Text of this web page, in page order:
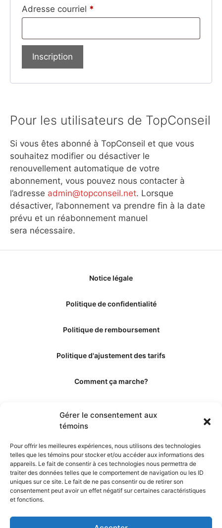
Gérer le consentement aux
témoins
Pour offrir les meilleures expériences, nous utilisons des technologies
telles que les témoins pour stocker et/ou accéder aux informations des
appareils. Le fait de consentir à ces technologies nous permettra de
traiter des données telles que le comportement de navigation ou les ID
uniques sur ce site. Le fait de ne pas consentir ou de retirer son
consentement peut avoir un effet négatif sur certaines caractéristiques
et fonctions.
Adresse courriel *
Inscription
Pour les utilisateurs de TopConseil
Si vous êtes abonné à TopConseil et que vous
souhaitez modifier ou désactiver le
renouvellement automatique de votre
abonnement, vous pouvez nous contacter à
l’adresse admin@topconseil.net. Lorsque
désactiver, l’abonnement va prendre fin à la date
prévu et un réabonnement manuel
sera nécessaire.
Notice légale
Politique de confidentialité
Politique de remboursement
Politique d'ajustement des tarifs
Comment ça marche?
Les éditeurs
Les experts et collaborateurs